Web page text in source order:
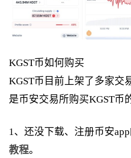
KGST币如何购买
KGST币目前上架了多家交
是币安交易所购买KGST币
1、还没下载、注册币安
教程。